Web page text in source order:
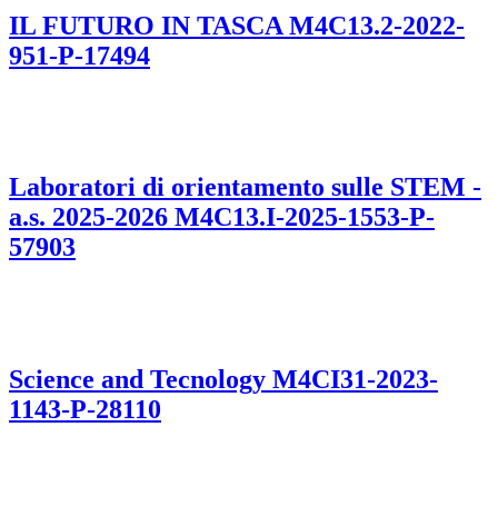
IL FUTURO IN TASCA M4C13.2-2022-
951-P-17494
Laboratori di orientamento sulle STEM -
a.s. 2025-2026 M4C13.I-2025-1553-P-
57903
Science and Tecnology M4CI31-2023-
1143-P-28110